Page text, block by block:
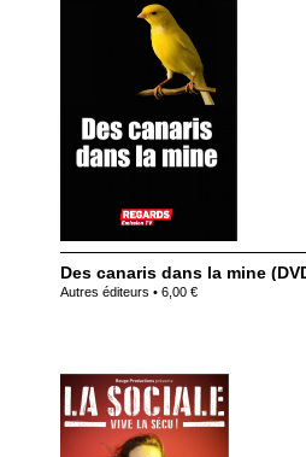
Des canaris dans la mine
Autres éditeurs • 6,00 €